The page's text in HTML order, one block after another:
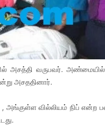
அசத்தி வருபவர். அண்மையில்
அசததினார்.
வில்லியம் நிப் என்ற